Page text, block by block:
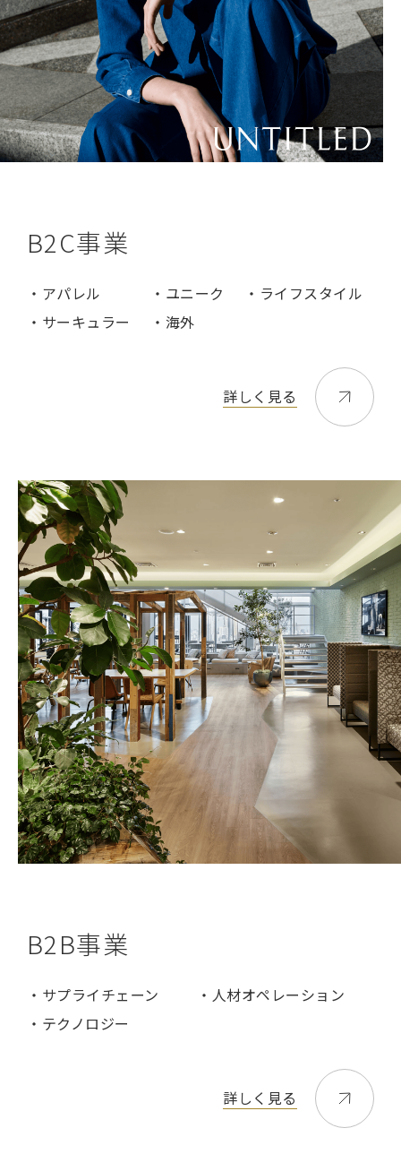
B2C事業
・アパレル ・ユニーク
・ライフスタイル
・サーキュラー
・海外
詳しく見る
B2B事業
・サプライチェーン
・人材オペレーション
・テクノロジー
詳しく見る